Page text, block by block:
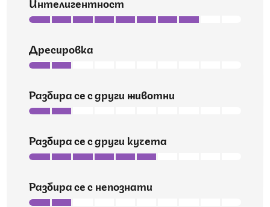
Дресировка
Разбира се с други животни
Разбира се с други кучета
Разбира се с непознати